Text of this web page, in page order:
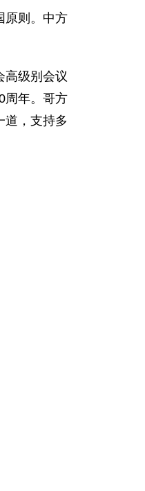
原则。中方
高级别会议
周年。哥方
道，支持多